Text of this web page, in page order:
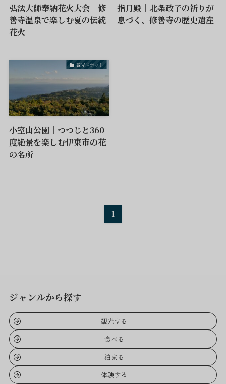
弘法大師奉納花火大会｜修
善寺温泉で楽しむ夏の伝統
花火
指月殿｜北条政子の祈りが
息づく、修善寺の歴史遺産
観光スポット
小室山公園｜つつじと360
度絶景を楽しむ伊東市の花
の名所
1
ジャンルから探す
観光する
食べる
泊まる
体験する